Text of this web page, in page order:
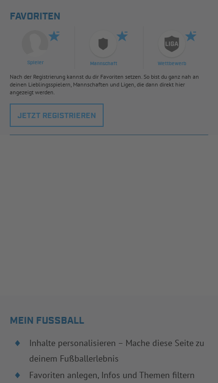
FAVORITEN
Spieler Mannschaft Wettbewerb
Nach der Registrierung kannst du dir Favoriten setzen. So bist du ganz nah an
deinen Lieblingsspielern, Mannschaften und Ligen, die dann direkt hier
angezeigt werden.
JETZT REGISTRIEREN
MEIN FUSSBALL
Inhalte personalisieren – Mache diese Seite zu
deinem Fußballerlebnis
Favoriten anlegen, Infos und Themen filtern